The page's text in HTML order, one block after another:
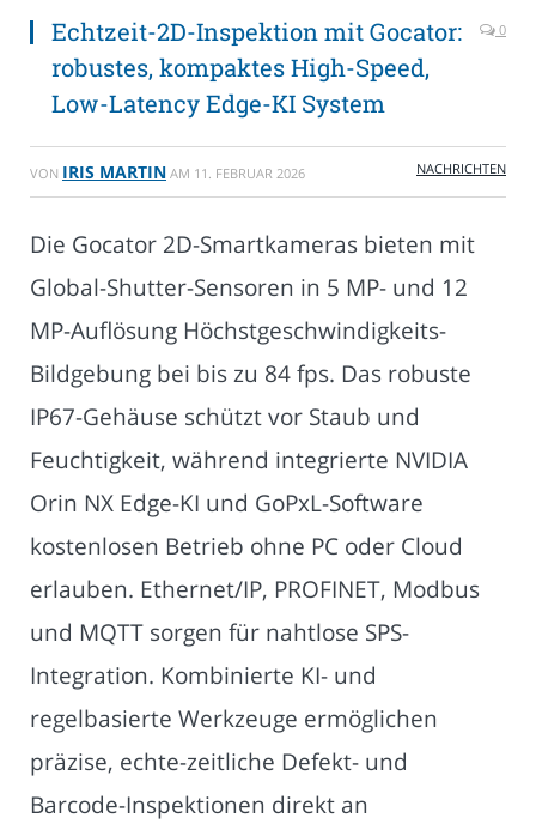
Echtzeit-2D-Inspektion mit Gocator:
robustes, kompaktes High-Speed,
Low-Latency Edge-KI System
0
VON IRIS MARTIN AM 11. FEBRUAR 2026 NACHRICHTEN
Die Gocator 2D-Smartkameras bieten mit
Global-Shutter-Sensoren in 5 MP- und 12
MP-Auflösung Höchstgeschwindigkeits-
Bildgebung bei bis zu 84 fps. Das robuste
IP67-Gehäuse schützt vor Staub und
Feuchtigkeit, während integrierte NVIDIA
Orin NX Edge-KI und GoPxL-Software
kostenlosen Betrieb ohne PC oder Cloud
erlauben. Ethernet/IP, PROFINET, Modbus
und MQTT sorgen für nahtlose SPS-
Integration. Kombinierte KI- und
regelbasierte Werkzeuge ermöglichen
präzise, echte-zeitliche Defekt- und
Barcode-Inspektionen direkt an